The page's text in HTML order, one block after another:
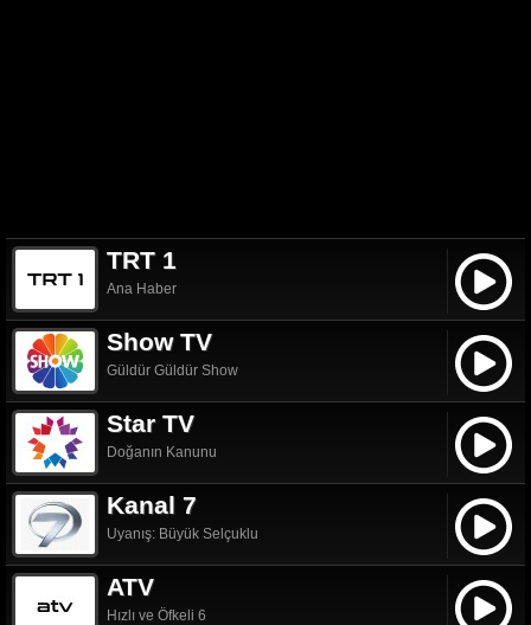
TRT 1
Ana Haber
Show TV
Güldür Güldür Show
Star TV
Doğanın Kanunu
Kanal 7
Uyanış: Büyük Selçuklu
ATV
Hızlı ve Öfkeli 6